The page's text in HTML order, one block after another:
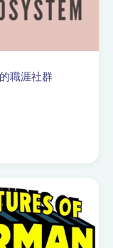
長的職涯社群